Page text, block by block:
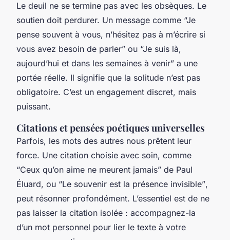
Le deuil ne se termine pas avec les obsèques. Le
soutien doit perdurer. Un message comme “Je
pense souvent à vous, n’hésitez pas à m’écrire si
vous avez besoin de parler” ou “Je suis là,
aujourd’hui et dans les semaines à venir” a une
portée réelle. Il signifie que la solitude n’est pas
obligatoire. C’est un engagement discret, mais
puissant.
Citations et pensées poétiques universelles
Parfois, les mots des autres nous prêtent leur
force. Une citation choisie avec soin, comme
“Ceux qu’on aime ne meurent jamais” de Paul
Éluard, ou “Le souvenir est la présence invisible”,
peut résonner profondément. L’essentiel est de ne
pas laisser la citation isolée : accompagnez-la
d’un mot personnel pour lier le texte à votre